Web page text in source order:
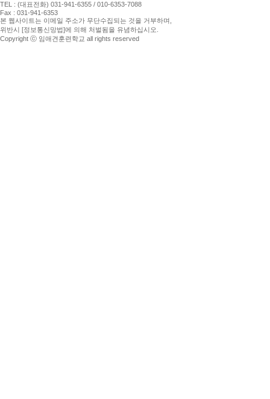
TEL : (대표전화) 031-941-6355 / 010-6353-7088
Fax : 031-941-6353
본 웹사이트는 이메일 주소가 무단수집되는 것을 거부하며,
위반시 [정보통신망법]에 의해 처벌됨을 유념하십시오.
Copyright ⓒ 임애견훈련학교 all rights reserved